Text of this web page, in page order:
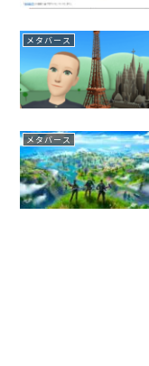
メタバース
メタバース